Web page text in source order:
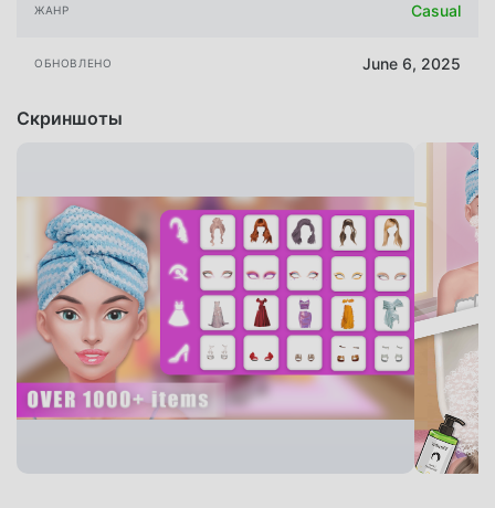
ЖАНР Casual
ОБНОВЛЕНО June 6, 2025
Скриншоты